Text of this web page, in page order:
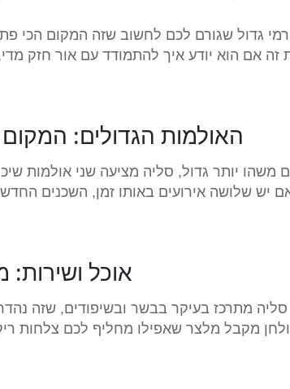
גדול שגורם לכם לחשוב שזה המקום
אם הוא יודע איך להתמודד עם אור חזק
האולמות הגדולים:
יש שלושה אירועים באותו זמן, השכנים
אוכל
סליה מתרכז בעיקר בבשר ובשיפודים, שזה
מקבל מלצר שאפילו מחליף לכם צלחות